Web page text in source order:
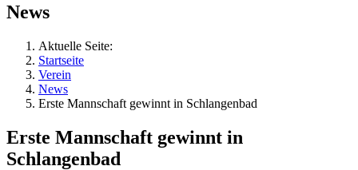
News
Aktuelle Seite:
Startseite
Verein
News
Erste Mannschaft gewinnt in Schlangenbad
Erste Mannschaft gewinnt in
Schlangenbad